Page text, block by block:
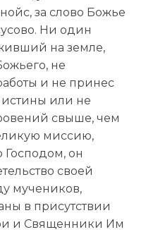
за слово Божье
Ни один
на земле,
не
и не принес
или не
свыше, чем
миссию,
Господом, он
своей
мучеников,
в присутствии
и Священники Им